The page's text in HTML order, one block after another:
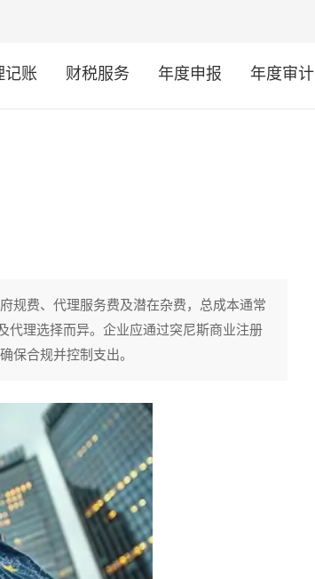
记账 财税服务 年度申报 年度审计
规费、代理服务费及潜在杂费，总成本通常
代理选择而异。企业应通过突尼斯商业注册
保合规并控制支出。